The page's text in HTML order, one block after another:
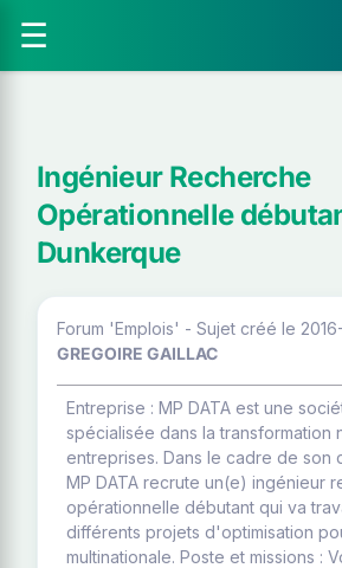
☰
Ingénieur Recherche
Opérationnelle
Dunkerque
Forum 'Emplois' - Sujet créé le
GREGOIRE GAILLAC
Entreprise : MP DATA est une
spécialisée dans la transformation
entreprises. Dans le cadre de son
MP DATA recrute un(e) ingénieur
opérationnelle débutant qui va
différents projets d'optimisation
multinationale. Poste et missions :